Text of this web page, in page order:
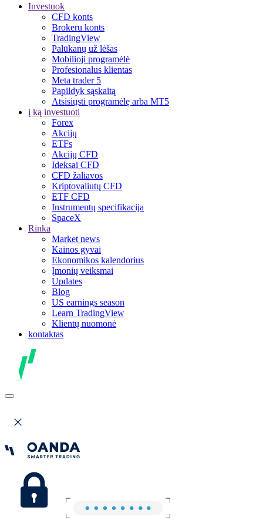
Investuok
CFD konts
Brokeru konts
TradingView
Palūkanų už lėšas
Mobilioji programėlė
Profesionalus klientas
Meta trader 5
Papildyk sąskaitą
Atsisiųsti programėlę arba MT5
į ką investuoti
Forex
Akcijų
ETFs
Akcijų CFD
Ideksai CFD
CFD žaliavos
Kriptovaliutų CFD
ETF CFD
Instrumentų specifikacija
SpaceX
Rinka
Market news
Kainos gyvai
Ekonomikos kalendorius
Įmonių veiksmai
Updates
Blog
US earnings season
Learn TradingView
Klientų nuomonė
kontaktas